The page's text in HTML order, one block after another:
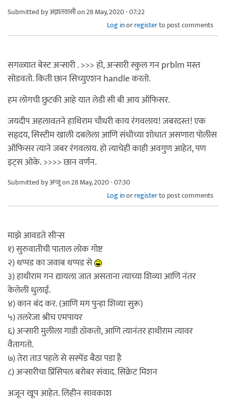
Submitted byअज्ञातवासीon 28 May, 2020 - 07:22
Log inorregisterto post comments
सगळ्यात बेस्ट अन्सारी . >>> हो, अन्सारी स्कुल गन prblm मस्त
सोडवतो. किती छान सिच्युएशन handle करतो.
हम लोगची छुटकी आहे यात लेडी सी बी आय ऑफिसर.
जयदीप अहलावतने हाथिराम चौधरी काय रंगवलाय! जबरदस्त! एक
सहृदय, सिस्टीम खाली दबलेला आणि संधीच्या शोधात असणारा पोलीस
ऑफिसर त्याने जबर रंगवलाय. हो त्याचेही काही अवगुण आहेत, पण
इट्स ओके. >>>> छान वर्णन.
Submitted byअन्जूon 28 May, 2020 - 07:30
Log inorregisterto post comments
माझे आवडते सीन्स
१) सुरुवातीची पाताल लोक गोष्ट
२) थप्पड का जवाब थप्पड से
३) हाथीराम गन द्यायला जात असताना त्याच्या शिव्या आणि नंतर
केलेली धुलाई.
४) कान बंद कर. (आणि मग पुन्हा शिव्या सुरू)
५) तलरेजा श्रीच एमपायर
६) अन्सारी मुलीला गाडी ठोकतो, आणि त्यानंतर हाथीराम त्यावर
वैतागतो.
७) तेरा ताउ पहले से सस्पेंड बैठा पडा है
८) अन्सारीचा प्रिंसिपल बरोबर संवाद. सिक्रेट मिशन
अजून खूप आहेत. लिहीन सावकाश